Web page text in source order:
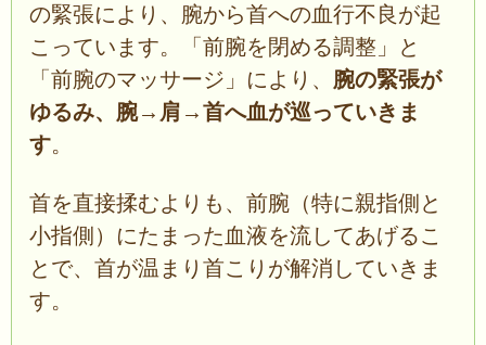
の緊張により、腕から首への血行不良が起
こっています。「前腕を閉める調整」と
「前腕のマッサージ」により、 腕の緊張が
ゆるみ、腕→肩→首へ血が巡っていきま
す。
首を直接揉むよりも、前腕（特に親指側と
小指側）にたまった血液を流してあげるこ
とで、首が温まり首こりが解消していきま
す。